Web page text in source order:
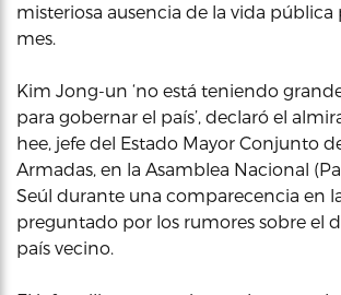
misteriosa ausencia de la vida pública
mes.
Kim Jong-un ‘no está teniendo
para gobernar el país’, declaró el
hee, jefe del Estado Mayor Conjunto
Armadas, en la Asamblea Nacional
Seúl durante una comparecencia en
preguntado por los rumores sobre el
país vecino.